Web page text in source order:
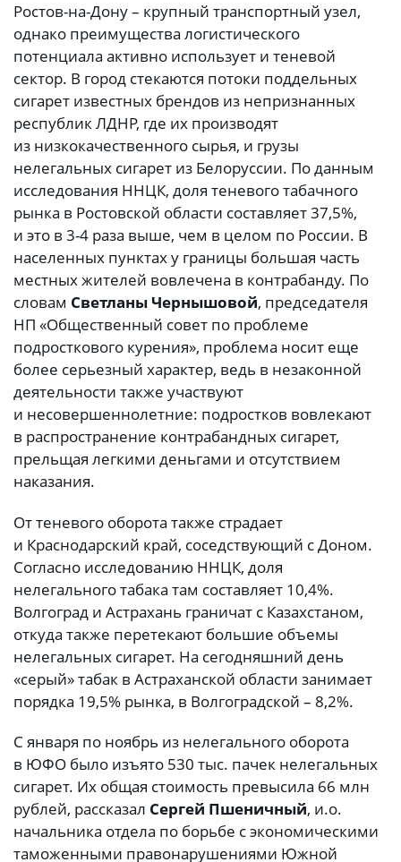
Ростов-на-Дону – крупный транспортный узел,
однако преимущества логистического
потенциала активно использует и теневой
сектор. В город стекаются потоки поддельных
сигарет известных брендов из непризнанных
республик ЛДНР, где их производят
из низкокачественного сырья, и грузы
нелегальных сигарет из Белоруссии. По данным
исследования ННЦК, доля теневого табачного
рынка в Ростовской области составляет 37,5%,
и это в 3-4 раза выше, чем в целом по России. В
населенных пунктах у границы большая часть
местных жителей вовлечена в контрабанду. По
словам Светланы Чернышовой, председателя
НП «Общественный совет по проблеме
подросткового курения», проблема носит еще
более серьезный характер, ведь в незаконной
деятельности также участвуют
и несовершеннолетние: подростков вовлекают
в распространение контрабандных сигарет,
прельщая легкими деньгами и отсутствием
наказания.
От теневого оборота также страдает
и Краснодарский край, соседствующий с Доном.
Согласно исследованию ННЦК, доля
нелегального табака там составляет 10,4%.
Волгоград и Астрахань граничат с Казахстаном,
откуда также перетекают большие объемы
нелегальных сигарет. На сегодняшний день
«серый» табак в Астраханской области занимает
порядка 19,5% рынка, в Волгоградской – 8,2%.
С января по ноябрь из нелегального оборота
в ЮФО было изъято 530 тыс. пачек нелегальных
сигарет. Их общая стоимость превысила 66 млн
рублей, рассказал Сергей Пшеничный, и.о.
начальника отдела по борьбе с экономическими
таможенными правонарушениями Южной